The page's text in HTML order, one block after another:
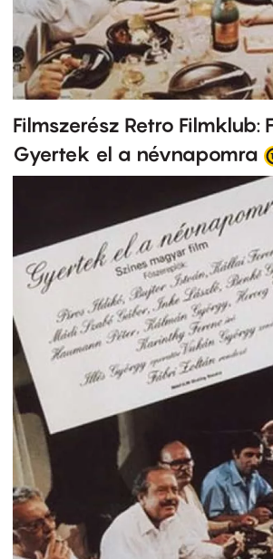
Filmszerész Retro Filmklub:
Gyertek el a névnapomra